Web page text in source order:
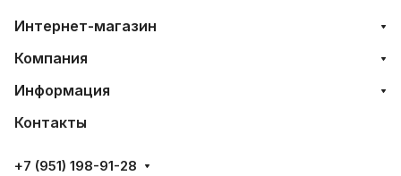
Интернет-магазин
Компания
Информация
Контакты
+7 (951) 198-91-28